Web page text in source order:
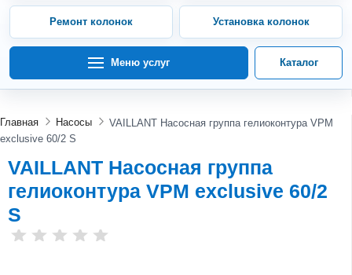
Ремонт колонок Установка колонок
Меню услуг Каталог
Главная Насосы
VAILLANT Насосная группа гелиоконтура VPM
exclusive 60/2 S
VAILLANT Насосная группа
гелиоконтура VPM exclusive 60/2
S